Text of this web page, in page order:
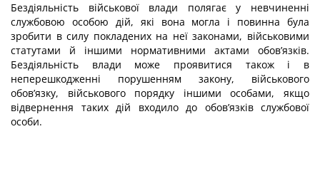
Бездіяльність військової влади полягає у невчиненні
службовою особою дій, які вона могла і повинна була
зробити в силу покладених на неї законами, військовими
статутами й іншими нормативними актами обов’язків.
Бездіяльність влади може про­явитися також і в
неперешкодженні порушенням закону, військового
обов’язку, вій­ськового порядку іншими особами, якщо
відвернення таких дій входило до обов’язків службової
особи.